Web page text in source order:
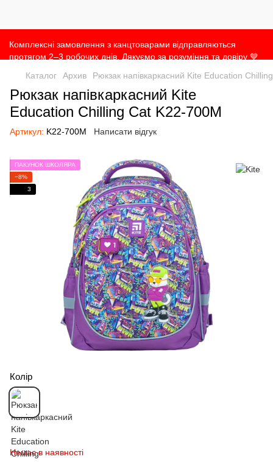
Комплексні замовлення з канцтоварами відправляються
протягом 2–3 робочих днів. Дякуємо за розуміння та довіру 💙
Каталог
Архив Рюкзак напівкаркасний Kite Education
Рюкзак напівкаркасний Kite
Education Chilling Cat K22-700M
Артикул: K22-700M Написати відгук
ПАКУНОК ШКОЛЯРА
−8%
3
Колір
Немає в наявності